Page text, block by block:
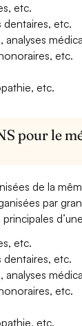
etc.
etc.
etc.
etc.
pour le
de la
par
etc.
etc.
etc.
etc.